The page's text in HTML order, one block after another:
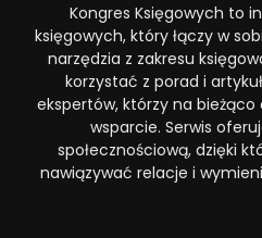
Kongres Księgowych to
księgowych, który łączy w
narzędzia z zakresu
korzystać z porad i
ekspertów, którzy na
wsparcie. Serwis
społecznościową, dzięki
nawiązywać relacje i